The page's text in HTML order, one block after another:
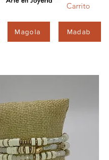
Carrito
Magola Madab